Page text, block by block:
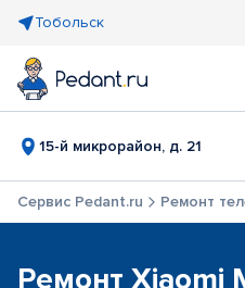
Тобольск
15-й микрорайон, д. 21
Сервис Pedant.ru Ремонт
Ремонт Xiaomi